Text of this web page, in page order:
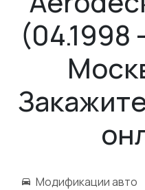
(04.1998
Модификации авто